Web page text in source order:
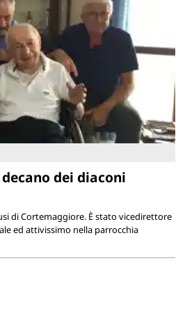
dei diaconi
di Cortemaggiore. È stato vicedirettore
ed attivissimo nella parrocchia